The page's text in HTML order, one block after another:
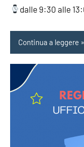
dalle 9:30 alle
Continua a leggere